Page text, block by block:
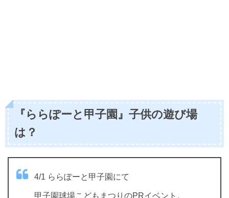
『ららぽーと甲子園』子供の遊び場
は？
4/1 ららぽーと甲子園にて
甲子園球場こどもまつりのPRイベント。